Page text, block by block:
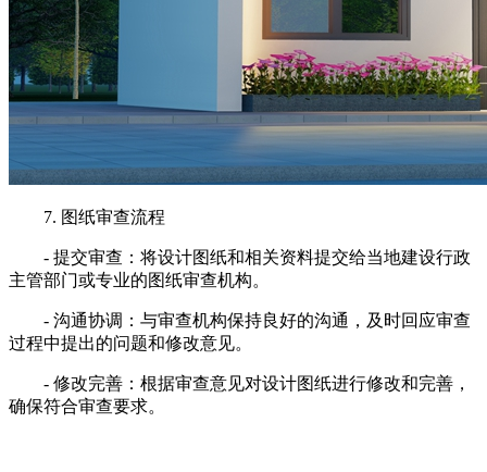
7. 图纸审查流程
- 提交审查：将设计图纸和相关资料提交给当地建设行政
主管部门或专业的图纸审查机构。
- 沟通协调：与审查机构保持良好的沟通，及时回应审查
过程中提出的问题和修改意见。
- 修改完善：根据审查意见对设计图纸进行修改和完善，
确保符合审查要求。